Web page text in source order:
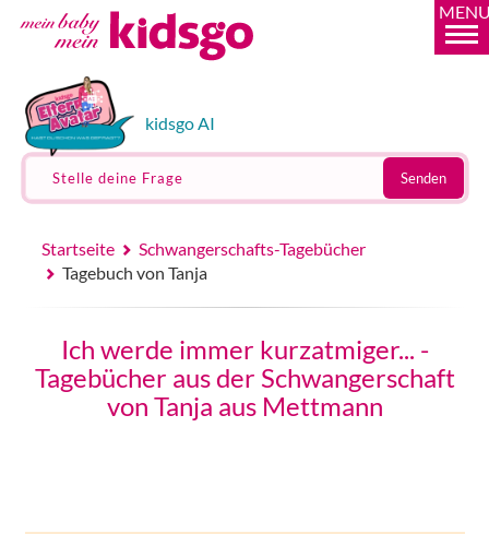
kidsgo AI
Stelle deine Frage Senden
Startseite
Schwangerschafts-Tagebücher
Tagebuch von Tanja
Ich werde immer kurzatmiger... -
Tagebücher aus der Schwangerschaft
von Tanja aus Mettmann